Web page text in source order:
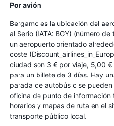
Por avión
Bergamo es la ubicación del
al Serio (IATA: BGY) (número
un aeropuerto orientado
coste
ciudad son 3 € por viaje, 5,00
para un billete de 3 días. Hay
parada de autobús o se
oficina de punto de información
horarios y mapas de ruta en el
transporte público local.